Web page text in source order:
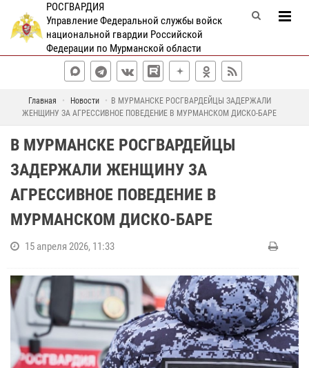
РОСГВАРДИЯ
Управление Федеральной службы войск
национальной гвардии Российской
Федерации по Мурманской области
Главная Новости
В МУРМАНСКЕ РОСГВАРДЕЙЦЫ ЗАДЕРЖАЛИ
ЖЕНЩИНУ ЗА АГРЕССИВНОЕ ПОВЕДЕНИЕ В МУРМАНСКОМ ДИСКО-БАРЕ
В МУРМАНСКЕ РОСГВАРДЕЙЦЫ
ЗАДЕРЖАЛИ ЖЕНЩИНУ ЗА
АГРЕССИВНОЕ ПОВЕДЕНИЕ В
МУРМАНСКОМ ДИСКО-БАРЕ
15 апреля 2026, 11:33